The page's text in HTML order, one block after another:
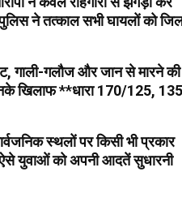
ने तत्काल सभी घायलों को
गाली-गलौज और जान से मारने की
खिलाफ **धारा 170/125, 135
स्थलों पर किसी भी प्रकार
ऐसे युवाओं को अपनी आदतें सुधारनी